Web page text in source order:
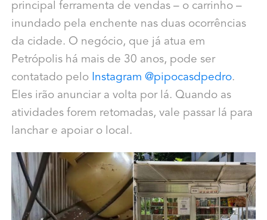
principal ferramenta de vendas – o carrinho –
inundado pela enchente nas duas ocorrências
da cidade. O negócio, que já atua em
Petrópolis há mais de 30 anos, pode ser
contatado pelo Instagram @pipocasdpedro.
Eles irão anunciar a volta por lá. Quando as
atividades forem retomadas, vale passar lá para
lanchar e apoiar o local.